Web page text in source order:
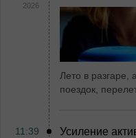
2026
Лето в разгаре,
поездок,
11:39
Усиление